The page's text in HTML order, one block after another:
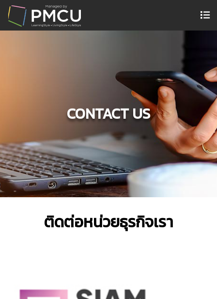
CONTACT US
ติดต่อหน่วยธุรกิจเรา